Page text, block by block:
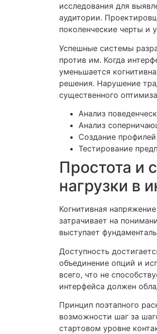
исследования для
аудитории.
поколенческие черты и
Успешные системы
против им. Когда
уменьшается
решения. Нарушение
существенного
Анализ
Анализ
Создание
Тестирование
Простота и
нагрузки в
Когнитивная
затрачивает на
выступает
Доступность
объединение опций и
всего, что не
интерфейса должен
Принцип поэтапного
возможности шаг за
стартовом уровне